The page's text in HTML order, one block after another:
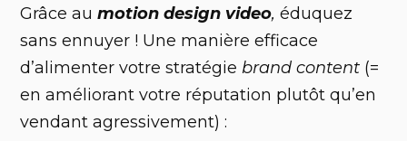
Grâce aumotion design video, éduquez
sans ennuyer ! Une manière efficace
d’alimenter votre stratégie brand content (=
en améliorant votre réputation plutôt qu’en
vendant agressivement) :